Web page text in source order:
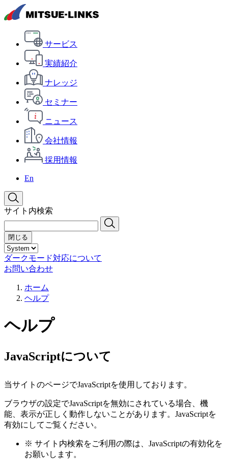
サービス
実績紹介
ナレッジ
セミナー
ニュース
会社情報
採用情報
En
サイト内検索
閉じる
ダークモード対応について
お問い合わせ
ホーム
ヘルプ
ヘルプ
JavaScriptについて
当サイトのページでJavaScriptを使用しております。
ブラウザの設定でJavaScriptを無効にされている場合、機
能、表示が正しく動作しないことがあります。JavaScriptを
有効にしてご覧ください。
※ サイト内検索をご利用の際は、JavaScriptの有効化を
お願いします。